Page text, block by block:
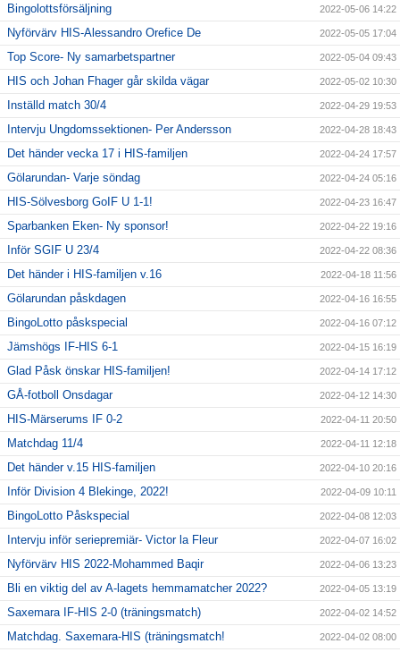
Bingolottsförsäljning 2022-05-06 14:22
Nyförvärv HIS-Alessandro Orefice De 2022-05-05 17:04
Top Score- Ny samarbetspartner 2022-05-04 09:43
HIS och Johan Fhager går skilda vägar 2022-05-02 10:30
Inställd match 30/4 2022-04-29 19:53
Intervju Ungdomssektionen- Per Andersson 2022-04-28 18:43
Det händer vecka 17 i HIS-familjen 2022-04-24 17:57
Gölarundan- Varje söndag 2022-04-24 05:16
HIS-Sölvesborg GoIF U 1-1! 2022-04-23 16:47
Sparbanken Eken- Ny sponsor! 2022-04-22 19:16
Inför SGIF U 23/4 2022-04-22 08:36
Det händer i HIS-familjen v.16 2022-04-18 11:56
Gölarundan påskdagen 2022-04-16 16:55
BingoLotto påskspecial 2022-04-16 07:12
Jämshögs IF-HIS 6-1 2022-04-15 16:19
Glad Påsk önskar HIS-familjen! 2022-04-14 17:12
GÅ-fotboll Onsdagar 2022-04-12 14:30
HIS-Märserums IF 0-2 2022-04-11 20:50
Matchdag 11/4 2022-04-11 12:18
Det händer v.15 HIS-familjen 2022-04-10 20:16
Inför Division 4 Blekinge, 2022! 2022-04-09 10:11
BingoLotto Påskspecial 2022-04-08 12:03
Intervju inför seriepremiär- Victor la Fleur 2022-04-07 16:02
Nyförvärv HIS 2022-Mohammed Baqir 2022-04-06 13:23
Bli en viktig del av A-lagets hemmamatcher 2022? 2022-04-05 13:19
Saxemara IF-HIS 2-0 (träningsmatch) 2022-04-02 14:52
Matchdag. Saxemara-HIS (träningsmatch! 2022-04-02 08:00